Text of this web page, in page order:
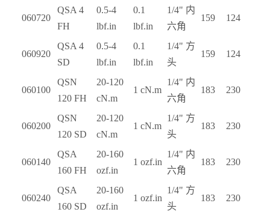
060720
QSA 4
FH
0.5-4
lbf.in
0.1
lbf.in
1/4" 内
六角
159 124
060920
QSA 4
SD
0.5-4
lbf.in
0.1
lbf.in
1/4" 方
头
159 124
060100
QSN
120 FH
20-120
cN.m
1 cN.m
1/4" 内
六角
183 230
060200
QSN
120 SD
20-120
cN.m
1 cN.m
1/4" 方
头
183 230
060140
QSA
160 FH
20-160
ozf.in
1 ozf.in
1/4" 内
六角
183 230
060240
QSA
160 SD
20-160
ozf.in
1 ozf.in
1/4" 方
头
183 230